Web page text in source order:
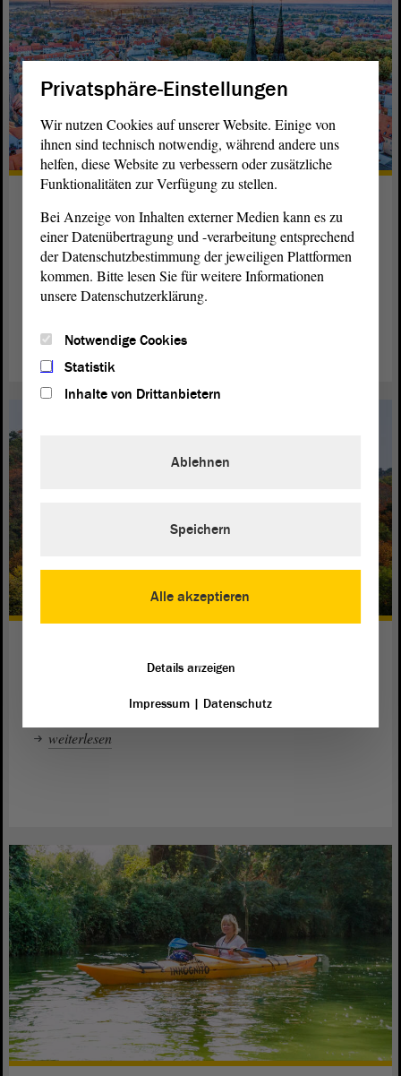
Sachsen-Anhalt-Tag war 2015
großes Erlebnis
Köthen würdigt das Leben und Werk des großen
Barockmusikers Bach und ist Lieblingsort von Christina
Buchheim (DIE LINKE).
weiterlesen
Herz für Tiere. Sein Lieblingsort ist daher echt tierisch.
weiterlesen
Privatsphäre-Einstellungen
Wir nutzen Cookies auf unserer Website. Einige von
ihnen sind technisch notwendig, während andere uns
helfen, diese Website zu verbessern oder zusätzliche
Funktionalitäten zur Verfügung zu stellen.
Bei Anzeige von Inhalten externer Medien kann es zu
einer Datenübertragung und -verarbeitung entsprechend
der Datenschutzbestimmung der jeweiligen Plattformen
kommen. Bitte lesen Sie für weitere Informationen
unsere Datenschutzerklärung.
Notwendige Cookies
Statistik
Inhalte von Drittanbietern
Alle akzeptieren
Ablehnen
Speichern
Details anzeigen
Impressum| Datenschutz